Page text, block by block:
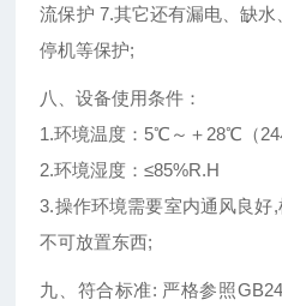
流保护 7.其它还有漏电、缺
停机等保护;
八、设备使用条件：
1.环境温度：5℃～＋28℃（24
2.环境湿度：≤85%R.H
3.操作环境需要室内通风良好
不可放置东西;
九、符合标准: 严格参照